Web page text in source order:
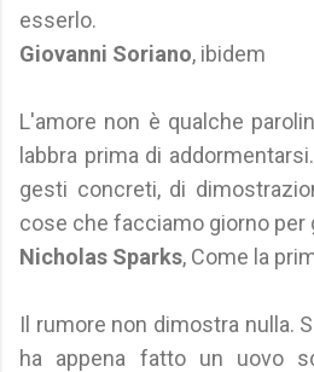
esserlo.
Giovanni Soriano, ibidem
L'amore non è qualche
labbra prima di
gesti concreti, di
cose che facciamo giorno per
Nicholas Sparks, Come la
Il rumore non dimostra nulla.
ha appena fatto un uovo